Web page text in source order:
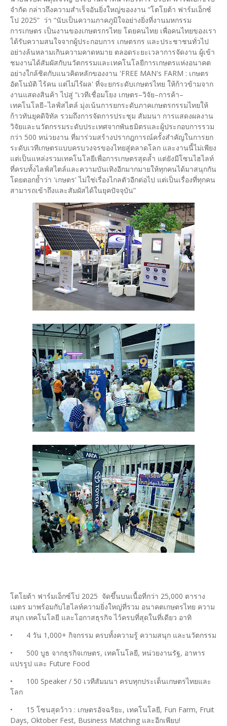
จำกัด กล่าวถึงความสำเร็จอันยิ่งใหญ่ของงาน “โตโยต้า ฟาร์มเอ็กซ์
โป 2025” ว่า “นับเป็นความภาคภูมิใจอย่างยิ่งที่งานมหกรรม
การเกษตร เป็นงานของเกษตรกรไทย โดยคนไทย เพื่อคนไทยของเรา
ได้รับความสนใจจากผู้ประกอบการ เกษตรกร และประชาชนทั่วไป
อย่างล้นหลามเกินความคาดหมาย ตลอดระยะเวลาการจัดงาน ผู้เข้า
ชมงานได้สัมผัสกับนวัตกรรมและเทคโนโลยีการเกษตรแห่งอนาคต
อย่างใกล้ชิดกับแนวคิดหลักของงาน 'FREE MAN's FARM : เกษตร
อัตโนมัติ ไร้คน แต่ไม่ไร้ผล' ที่จะยกระดับเกษตรไทย ให้ก้าวข้ามจาก
งานแสดงสินค้า ไปสู่ “เวทีเชื่อมโยง เกษตร–วิจัย–การค้า–
เทคโนโลยี–ไลฟ์สไตล์ มุ่งเน้นการยกระดับภาคเกษตรกรรมไทยให้
ก้าวทันยุคดิจิทัล รวมถึงการจัดการประชุม สัมมนา การแสดงผลงาน
วิจัยและนวัตกรรมระดับประเทศจากพันธมิตรและผู้ประกอบการรวม
กว่า 500 หน่วยงาน ที่มาร่วมสร้างปรากฎการณ์ครั้งสำคัญในการยก
ระดับเวทีเกษตรแบบครบวงจรของไทยสู่ตลาดโลก และงานนี้ไม่เพียง
แต่เป็นแหล่งรวมเทคโนโลยีเพื่อการเกษตรสุดล้ำ แต่ยังมีโซนไฮไลท์
ที่ครบทั้งไลฟ์สไตล์และความบันเทิงอีกมากมายให้ทุกคนได้มาสนุกกัน
โดยตอกย้ำว่า 'เกษตร' ไม่ใช่เรื่องไกลตัวอีกต่อไป แต่เป็นเรื่องที่ทุกคน
สามารถเข้าถึงและสัมผัสได้ในยุคปัจจุบัน”
โตโยต้า ฟาร์มเอ็กซ์โป 2025 จัดขึ้นบนเนื้อที่กว่า 25,000 ตาราง
เมตร มาพร้อมกับไฮไลท์ความยิ่งใหญ่ที่รวม อนาคตเกษตรไทย ความ
สนุก เทคโนโลยี และโอกาสธุรกิจ ไว้ครบที่สุดในที่เดียว อาทิ
•
4 วัน 1,000+ กิจกรรม ครบทั้งความรู้ ความสนุก และนวัตกรรม
•
500 บูธ จากธุรกิจเกษตร, เทคโนโลยี, หน่วยงานรัฐ, อาหาร
แปรรูป และ Future Food
•
100 Speaker / 50 เวทีสัมมนา ครบทุกประเด็นเกษตรไทยและ
โลก
•
15 โซนสุดว้าว : เกษตรอัจฉริยะ, เทคโนโลยี, Fun Farm, Fruit
Days, Oktober Fest, Business Matching และอีกเพียบ!